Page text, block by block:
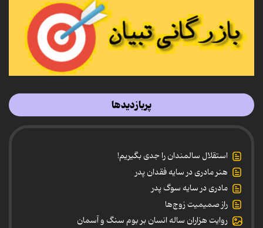
پربازدیدها
استقلال سالمندان را جدی بگیریم!
هنر مادری در سایه‌ فقدان پدر
مادری در سایه سوگ پدر
راز صمیمیت زوج‌ها
روایت هزاران ساله انسان بر بوم سنگ و آسمان